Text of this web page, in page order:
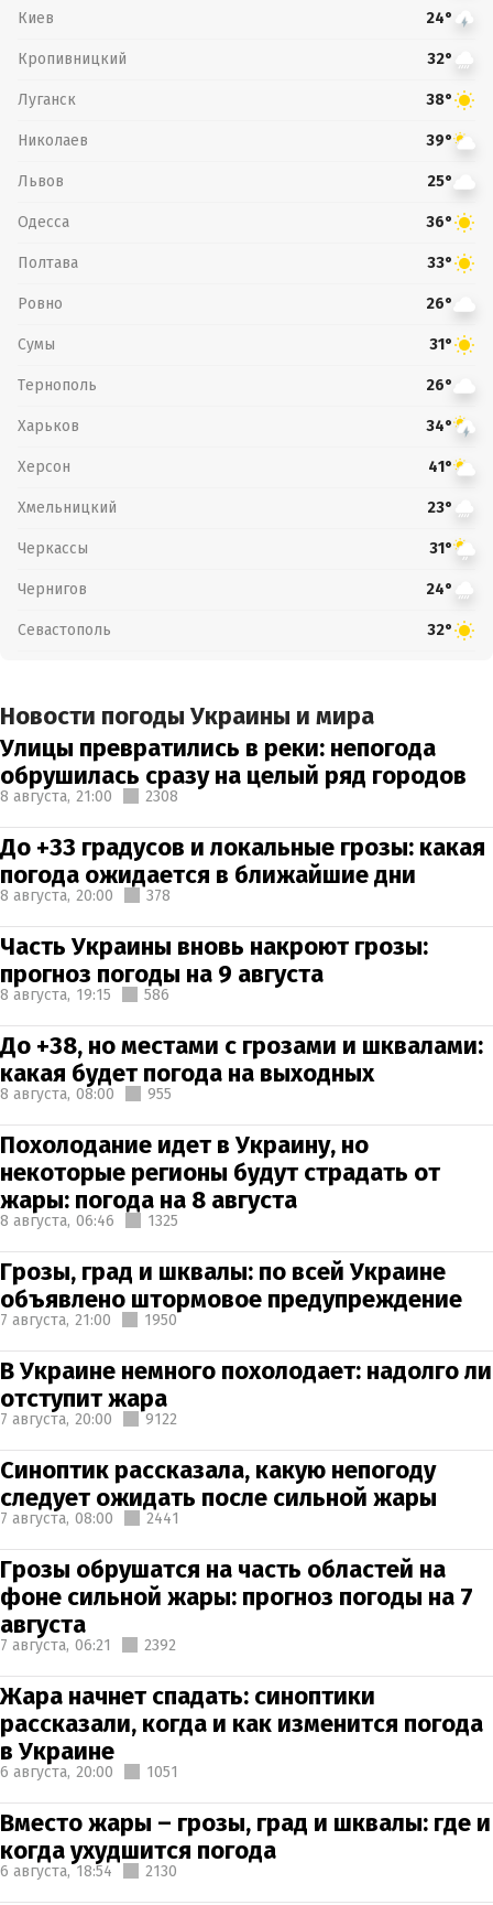
Киев 24°
Кропивницкий 32°
Луганск 38°
Николаев 39°
Львов 25°
Одесса 36°
Полтава 33°
Ровно 26°
Сумы 31°
Тернополь 26°
Харьков 34°
Херсон 41°
Хмельницкий 23°
Черкассы 31°
Чернигов 24°
Севастополь 32°
Новости погоды Украины и мира
Улицы превратились в реки: непогода
обрушилась сразу на целый ряд городов
8 августа, 21:00 2308
До +33 градусов и локальные грозы: какая
погода ожидается в ближайшие дни
8 августа, 20:00 378
Часть Украины вновь накроют грозы:
прогноз погоды на 9 августа
8 августа, 19:15 586
До +38, но местами с грозами и шквалами:
какая будет погода на выходных
8 августа, 08:00 955
Похолодание идет в Украину, но
некоторые регионы будут страдать от
жары: погода на 8 августа
8 августа, 06:46 1325
Грозы, град и шквалы: по всей Украине
объявлено штормовое предупреждение
7 августа, 21:00 1950
В Украине немного похолодает: надолго ли
отступит жара
7 августа, 20:00 9122
Синоптик рассказала, какую непогоду
следует ожидать после сильной жары
7 августа, 08:00 2441
Грозы обрушатся на часть областей на
фоне сильной жары: прогноз погоды на 7
августа
7 августа, 06:21 2392
Жара начнет спадать: синоптики
рассказали, когда и как изменится погода
в Украине
6 августа, 20:00 1051
Вместо жары – грозы, град и шквалы: где и
когда ухудшится погода
6 августа, 18:54 2130